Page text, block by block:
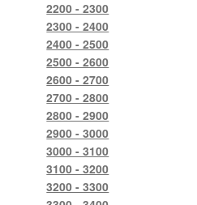
2200 - 2300
2300 - 2400
2400 - 2500
2500 - 2600
2600 - 2700
2700 - 2800
2800 - 2900
2900 - 3000
3000 - 3100
3100 - 3200
3200 - 3300